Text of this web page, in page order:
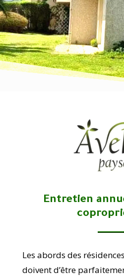
Entretien
Les abords des
doivent d’être